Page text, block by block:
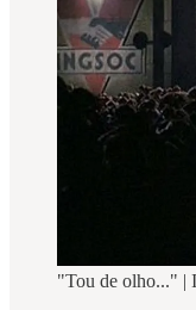
"Tou de olho..." |